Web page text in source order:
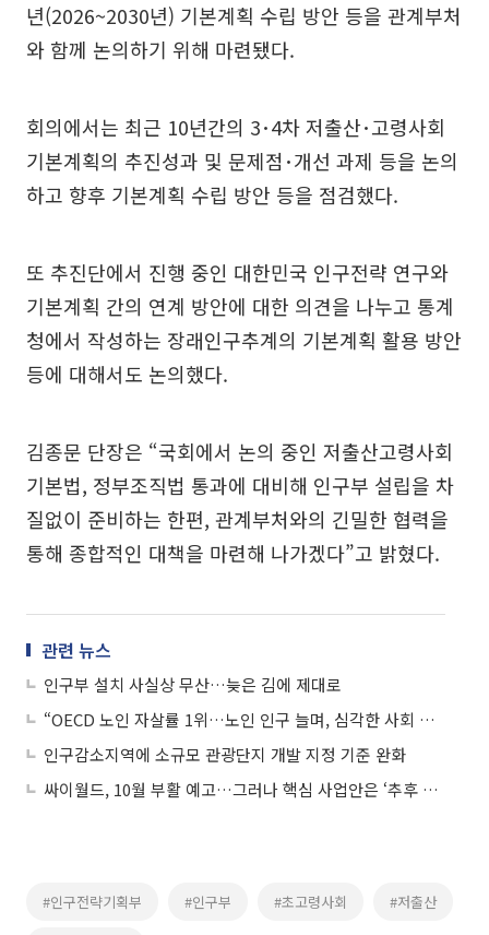
년(2026~2030년) 기본계획 수립 방안 등을 관계부처
와 함께 논의하기 위해 마련됐다.
회의에서는 최근 10년간의 3･4차 저출산･고령사회
기본계획의 추진성과 및 문제점･개선 과제 등을 논의
하고 향후 기본계획 수립 방안 등을 점검했다.
또 추진단에서 진행 중인 대한민국 인구전략 연구와
기본계획 간의 연계 방안에 대한 의견을 나누고 통계
청에서 작성하는 장래인구추계의 기본계획 활용 방안
등에 대해서도 논의했다.
김종문 단장은 “국회에서 논의 중인 저출산고령사회
기본법, 정부조직법 통과에 대비해 인구부 설립을 차
질없이 준비하는 한편, 관계부처와의 긴밀한 협력을
통해 종합적인 대책을 마련해 나가겠다”고 밝혔다.
관련 뉴스
인구부 설치 사실상 무산…늦은 김에 제대로
“OECD 노인 자살률 1위…노인 인구 늘며, 심각한 사회 문제 될 것”
인구감소지역에 소규모 관광단지 개발 지정 기준 완화
싸이월드, 10월 부활 예고…그러나 핵심 사업안은 ‘추후 공개’
#인구전략기획부 #인구부 #초고령사회 #저출산